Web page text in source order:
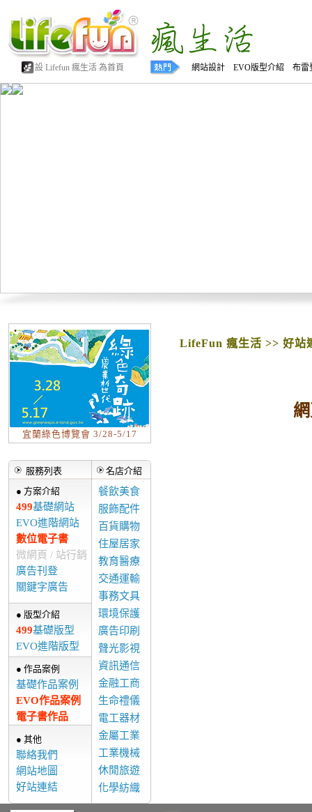
設 Lifefun 瘋生活 為首頁 網站設計 EVO版型介紹 布雷
宜蘭綠色博覽會 3/28-5/17
服務列表
名店介紹
● 方案介紹
499基礎網站
EVO進階網站
數位電子書
微網頁 / 站行銷
廣告刊登
關鍵字廣告
餐飲美食
服飾配件
百貨購物
住屋居家
教育醫療
交通運輸
事務文具
環境保護
廣告印刷
聲光影視
資訊通信
金融工商
生命禮儀
電工器材
金屬工業
工業機械
休閒旅遊
化學紡織
● 版型介紹
499基礎版型
EVO進階版型
● 作品案例
基礎作品案例
EVO作品案例
電子書作品
● 其他
聯絡我們
網站地圖
好站連結
LifeFun 瘋生活 >> 好站